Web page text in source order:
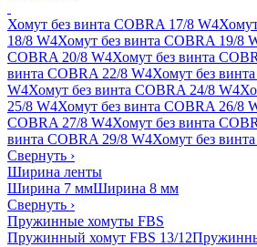
Хомут без винта COBRA 17/8 W4
18/8 W4Хомут без винта COBRA 19/8
COBRA 20/8 W4Хомут без винта
винта COBRA 22/8 W4Хомут без
W4Хомут без винта COBRA 24/8 W4
25/8 W4Хомут без винта COBRA 26/8
COBRA 27/8 W4Хомут без винта
винта COBRA 29/8 W4Хомут без
Свернуть ›
Ширина ленты
Ширина 7 ммШирина 8 мм
Свернуть ›
Пружинные хомуты FBS
Пружинный хомут FBS 13/12